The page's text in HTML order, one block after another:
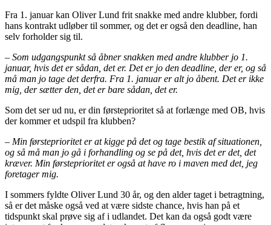
Fra 1. januar kan Oliver Lund frit snakke med andre klubber, fordi
hans kontrakt udløber til sommer, og det er også den deadline, han
selv forholder sig til.
– Som udgangspunkt så åbner snakken med andre klubber jo 1.
januar, hvis det er sådan, det er. Det er jo den deadline, der er, og så
må man jo tage det derfra. Fra 1. januar er alt jo åbent. Det er ikke
mig, der sætter den, det er bare sådan, det er.
Som det ser ud nu, er din førsteprioritet så at forlænge med OB, hvis
der kommer et udspil fra klubben?
– Min førsteprioritet er at kigge på det og tage bestik af situationen,
og så må man jo gå i forhandling og se på det, hvis det er det, det
kræver. Min førsteprioritet er også at have ro i maven med det, jeg
foretager mig.
I sommers fyldte Oliver Lund 30 år, og den alder taget i betragtning,
så er det måske også ved at være sidste chance, hvis han på et
tidspunkt skal prøve sig af i udlandet. Det kan da også godt være